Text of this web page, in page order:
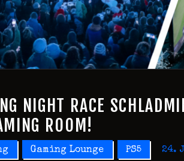
NIGHT RACE
ROOM!
Gaming Lounge PS5 24.